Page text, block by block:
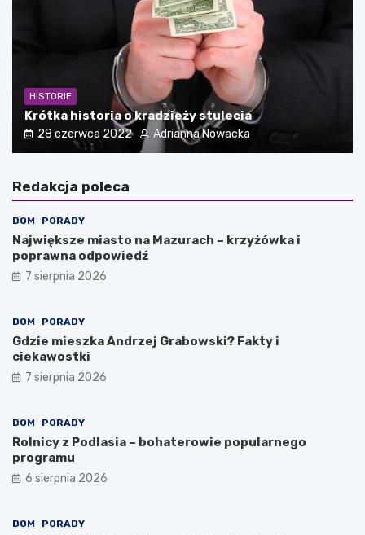
HISTORIE
Krótka historia o kradzieży stulecia
28 czerwca 2022 Adrianna Nowacka
Redakcja poleca
DOM PORADY
Największe miasto na Mazurach – krzyżówka i
poprawna odpowiedź
7 sierpnia 2026
DOM PORADY
Gdzie mieszka Andrzej Grabowski? Fakty i
ciekawostki
7 sierpnia 2026
DOM PORADY
Rolnicy z Podlasia – bohaterowie popularnego
programu
6 sierpnia 2026
DOM PORADY